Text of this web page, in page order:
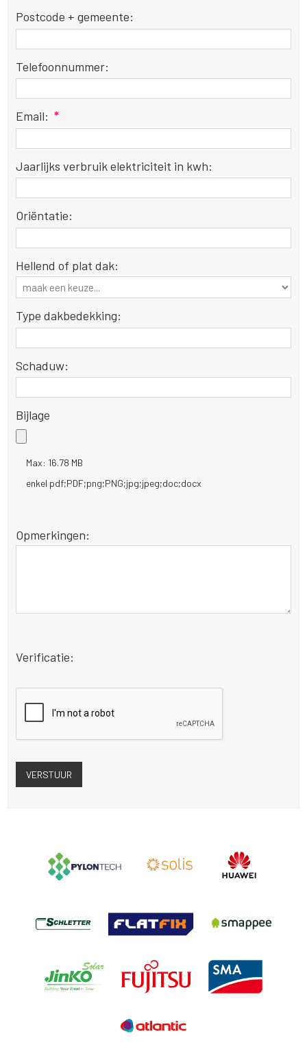
Postcode + gemeente:
Telefoonnummer:
Email: *
Jaarlijks verbruik elektriciteit in kwh:
Oriëntatie:
Hellend of plat dak:
Type dakbedekking:
Schaduw:
Bijlage
Max: 16.78 MB
enkel pdf;PDF;png;PNG;jpg;jpeg;doc;docx
Opmerkingen:
Verificatie: